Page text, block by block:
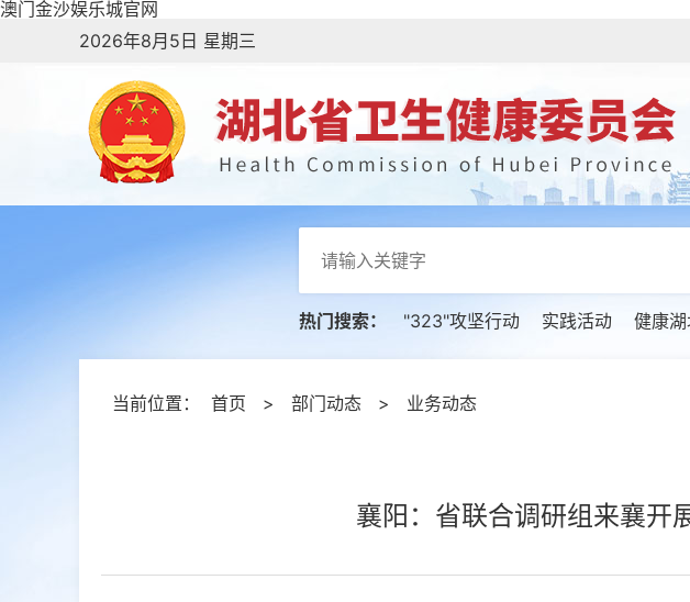
澳门金沙娱乐城官网
2026年8月5日 星期三
热门搜索： "323"攻坚行动 实践活动 健康
当前位置： 首页 > 部门动态 > 业务动态
襄阳：省联合调研组来襄开